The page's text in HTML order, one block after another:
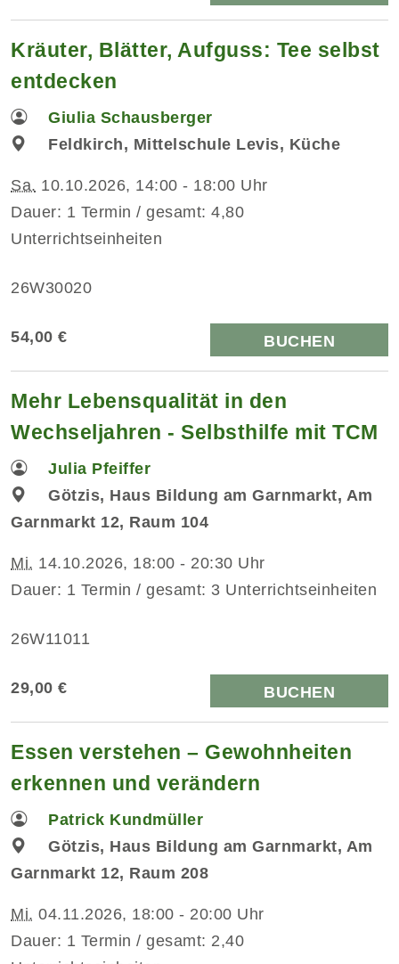
Kräuter, Blätter, Aufguss: Tee selbst
entdecken
Giulia Schausberger
Feldkirch, Mittelschule Levis, Küche
Sa. 10.10.2026, 14:00 - 18:00 Uhr
Dauer: 1 Termin / gesamt: 4,80
Unterrichtseinheiten
26W30020
54,00 € BUCHEN
Mehr Lebensqualität in den
Wechseljahren - Selbsthilfe mit TCM
Julia Pfeiffer
Götzis, Haus Bildung am Garnmarkt, Am
Garnmarkt 12, Raum 104
Mi. 14.10.2026, 18:00 - 20:30 Uhr
Dauer: 1 Termin / gesamt: 3 Unterrichtseinheiten
26W11011
29,00 € BUCHEN
Essen verstehen – Gewohnheiten
erkennen und verändern
Patrick Kundmüller
Götzis, Haus Bildung am Garnmarkt, Am
Garnmarkt 12, Raum 208
Mi. 04.11.2026, 18:00 - 20:00 Uhr
Dauer: 1 Termin / gesamt: 2,40